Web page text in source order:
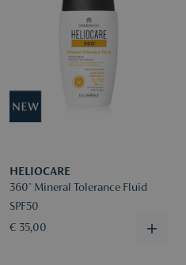
HELIOCARE
360° Mineral Tolerance Fluid
SPF50
€ 35,00